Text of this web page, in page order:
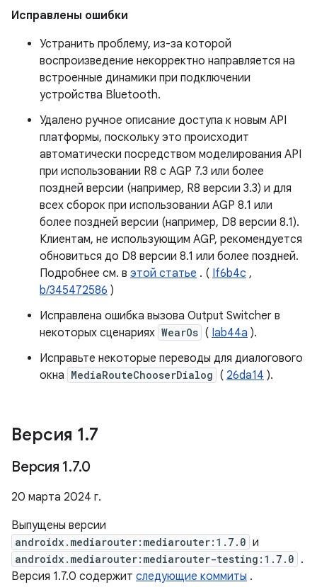
Исправлены ошибки
Устранить проблему, из-за которой
воспроизведение некорректно направляется на
встроенные динамики при подключении
устройства Bluetooth.
Удалено ручное описание доступа к новым API
платформы, поскольку это происходит
автоматически посредством моделирования API
при использовании R8 с AGP 7.3 или более
поздней версии (например, R8 версии 3.3) и для
всех сборок при использовании AGP 8.1 или
более поздней версии (например, D8 версии 8.1).
Клиентам, не использующим AGP, рекомендуется
обновиться до D8 версии 8.1 или более поздней.
Подробнее см. в этой статье . ( If6b4c ,
b/345472586 )
Исправлена ​​ошибка вызова Output Switcher в
некоторых сценариях WearOs ( Iab44a ).
Исправьте некоторые переводы для диалогового
окна MediaRouteChooserDialog ( 26da14 ).
Версия 1.7
Версия 1.7.0
20 марта 2024 г.
Выпущены версии
androidx.mediarouter:mediarouter:1.7.0 и
androidx.mediarouter:mediarouter-testing:1.7.0 .
Версия 1.7.0 содержит следующие коммиты .